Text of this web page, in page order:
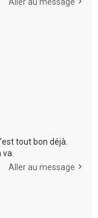
tout bon déjà.
Aller au message